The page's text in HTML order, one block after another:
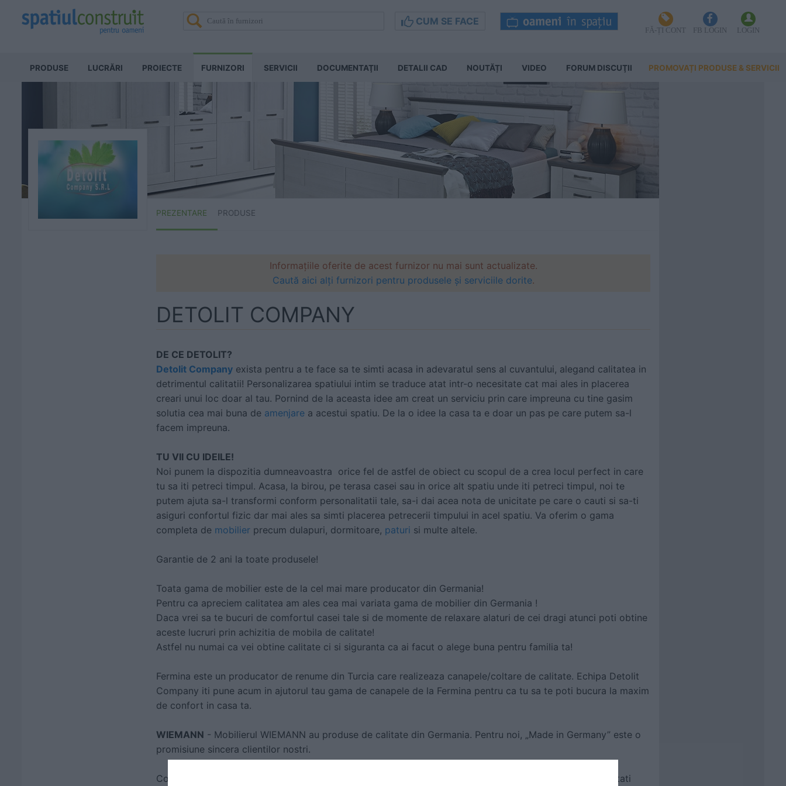
CUM SE FACE
FĂ-ȚI CONT FB LOGIN LOGIN
PRODUSE LUCRĂRI PROIECTE FURNIZORI SERVICII DOCUMENTAŢII DETALII CAD NOUTĂȚI VIDEO FORUM DISCUŢII PROMOVAȚI PRODUSE & SERVICII
PREZENTARE PRODUSE
Informațiile oferite de acest furnizor nu mai sunt actualizate.
Caută aici alți furnizori pentru produsele și serviciile dorite.
DETOLIT COMPANY
DE CE DETOLIT?
Detolit Company exista pentru a te face sa te simti acasa in adevaratul sens al cuvantului, alegand calitatea in
detrimentul calitatii! Personalizarea spatiului intim se traduce atat intr-o necesitate cat mai ales in placerea
creari unui loc doar al tau. Pornind de la aceasta idee am creat un serviciu prin care impreuna cu tine gasim
solutia cea mai buna de amenjare a acestui spatiu. De la o idee la casa ta e doar un pas pe care putem sa-l
facem impreuna.
TU VII CU IDEILE!
Noi punem la dispozitia dumneavoastra orice fel de astfel de obiect cu scopul de a crea locul perfect in care
tu sa iti petreci timpul. Acasa, la birou, pe terasa casei sau in orice alt spatiu unde iti petreci timpul, noi te
putem ajuta sa-l transformi conform personalitatii tale, sa-i dai acea nota de unicitate pe care o cauti si sa-ti
asiguri confortul fizic dar mai ales sa simti placerea petrecerii timpului in acel spatiu. Va oferim o gama
completa de mobilier precum dulapuri, dormitoare, paturi si multe altele.
Garantie de 2 ani la toate produsele!
Toata gama de mobilier este de la cel mai mare producator din Germania!
Pentru ca apreciem calitatea am ales cea mai variata gama de mobilier din Germania !
Daca vrei sa te bucuri de comfortul casei tale si de momente de relaxare alaturi de cei dragi atunci poti obtine
aceste lucruri prin achizitia de mobila de calitate!
Astfel nu numai ca vei obtine calitate ci si siguranta ca ai facut o alege buna pentru familia ta!
Fermina este un producator de renume din Turcia care realizeaza canapele/coltare de calitate. Echipa Detolit
Company iti pune acum in ajutorul tau gama de canapele de la Fermina pentru ca tu sa te poti bucura la maxim
de confort in casa ta.
WIEMANN - Mobilierul WIEMANN au produse de calitate din Germania. Pentru noi, „Made in Germany” este o
promisiune sincera clientilor nostri.
Compania noastra este certificata ISO 9001 si functioneaza conform unui sistem de management al calitati